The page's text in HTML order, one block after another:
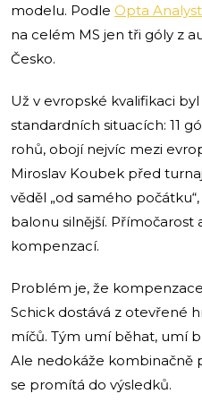
modelu. Podle Opta Analyst
na celém MS jen tři góly z
Česko.
Už v evropské kvalifikaci
standardních situacích: 11
rohů, obojí nejvíc mezi
Miroslav Koubek před
věděl „od samého
balonu silnější.
kompenzací.
Problém je, že
Schick dostává z otevřené
míčů. Tým umí běhat, umí
Ale nedokáže kombinačně
se promítá do výsledků.